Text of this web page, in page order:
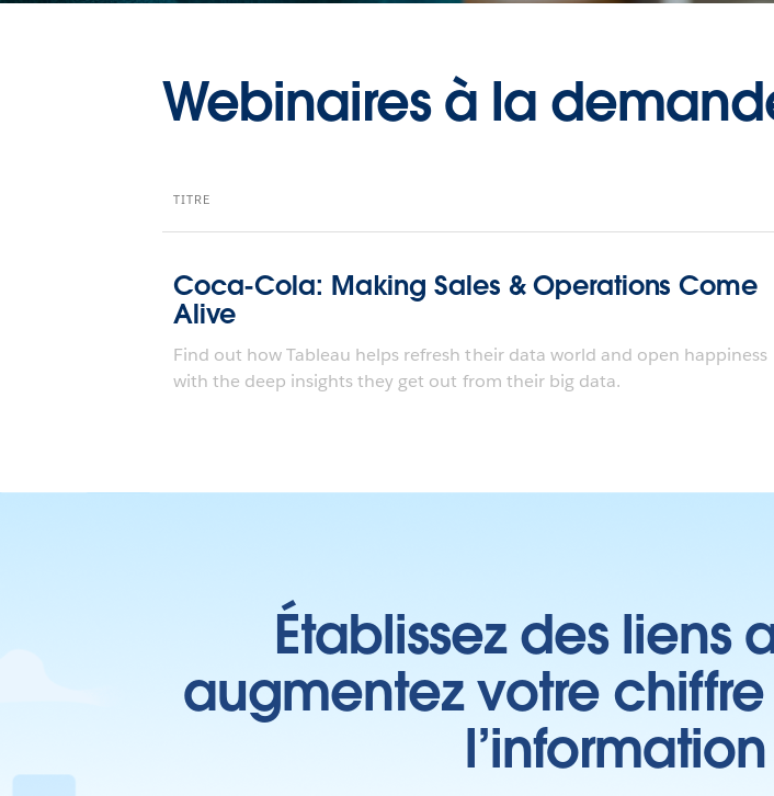
Webinaires à la
TITRE
Coca-Cola: Making Sales & Operations Come
Alive
Find out how Tableau helps refresh their data world and open happiness
with the deep insights they get out from their big data.
Établissez des liens
augmentez votre